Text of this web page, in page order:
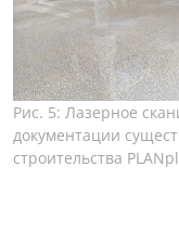
Рис. 5: Лазерное
документации
строительства